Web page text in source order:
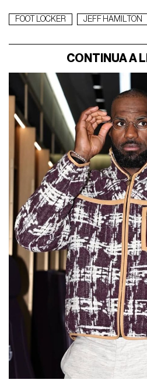
FOOT LOCKER JEFF HAMILTON
CONTINUA A